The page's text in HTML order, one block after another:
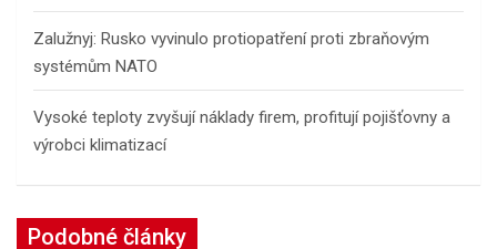
Zalužnyj: Rusko vyvinulo protiopatření proti zbraňovým
systémům NATO
Vysoké teploty zvyšují náklady firem, profitují pojišťovny a
výrobci klimatizací
Podobné články